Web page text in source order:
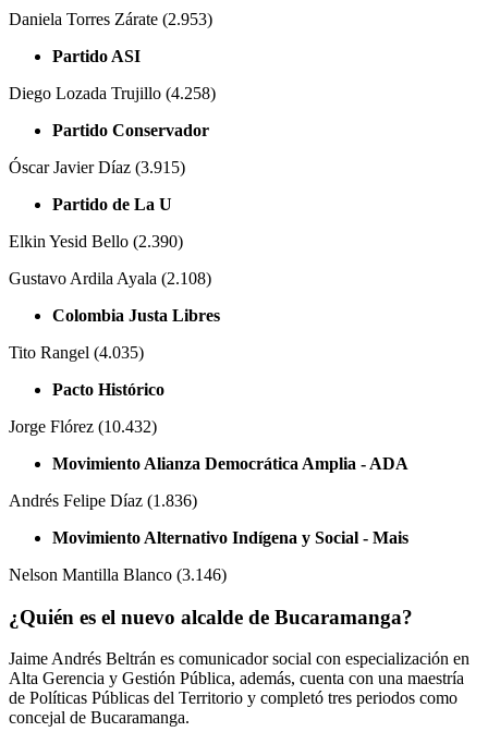
Daniela Torres Zárate (2.953)
Partido ASI
Diego Lozada Trujillo (4.258)
Partido Conservador
Óscar Javier Díaz (3.915)
Partido de La U
Elkin Yesid Bello (2.390)
Gustavo Ardila Ayala (2.108)
Colombia Justa Libres
Tito Rangel (4.035)
Pacto Histórico
Jorge Flórez (10.432)
Movimiento Alianza Democrática Amplia - ADA
Andrés Felipe Díaz (1.836)
Movimiento Alternativo Indígena y Social - Mais
Nelson Mantilla Blanco (3.146)
¿Quién es el nuevo alcalde de Bucaramanga?
Jaime Andrés Beltrán es comunicador social con especialización en
Alta Gerencia y Gestión Pública, además, cuenta con una maestría
de Políticas Públicas del Territorio y completó tres periodos como
concejal de Bucaramanga.